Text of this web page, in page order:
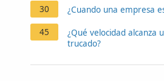
30 ¿Cuando una empresa
45
¿Qué velocidad alcanza
trucado?